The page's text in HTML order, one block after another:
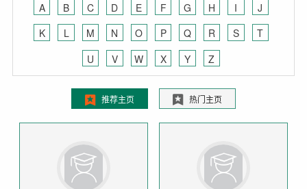
A B C D E F G H I
J
K
L M N O P Q R S
T
U
V W X Y Z
推荐主页 热门主页